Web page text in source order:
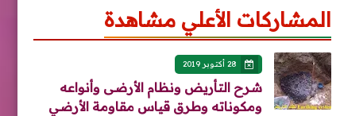
المشاركات الأعلي مشاهدة
28 أكتوبر 2019
شرح التأريض ونظام الأرضى وأنواعه
ومكوناته وطرق قياس مقاومة الأرضي